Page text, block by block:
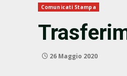
Comunicati Stampa
26 Maggio 2020